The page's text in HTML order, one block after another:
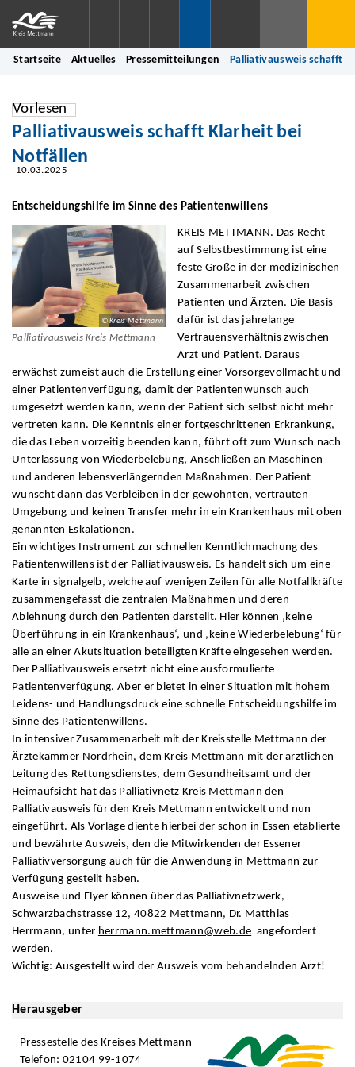
Startseite Aktuelles Pressemitteilungen Palliativausweis schafft
Vorlesen
Palliativausweis schafft Klarheit bei
Notfällen
10.03.2025
Entscheidungshilfe im Sinne des Patientenwillens
© Kreis Mettmann
Palliativausweis Kreis Mettmann
KREIS METTMANN. Das Recht
auf Selbstbestimmung ist eine
feste Größe in der medizinischen
Zusammenarbeit zwischen
Patienten und Ärzten. Die Basis
dafür ist das jahrelange
Vertrauensverhältnis zwischen
Arzt und Patient. Daraus
erwächst zumeist auch die Erstellung einer Vorsorgevollmacht und
einer Patientenverfügung, damit der Patientenwunsch auch
umgesetzt werden kann, wenn der Patient sich selbst nicht mehr
vertreten kann. Die Kenntnis einer fortgeschrittenen Erkrankung,
die das Leben vorzeitig beenden kann, führt oft zum Wunsch nach
Unterlassung von Wiederbelebung, Anschließen an Maschinen
und anderen lebensverlängernden Maßnahmen. Der Patient
wünscht dann das Verbleiben in der gewohnten, vertrauten
Umgebung und keinen Transfer mehr in ein Krankenhaus mit oben
genannten Eskalationen.
Ein wichtiges Instrument zur schnellen Kenntlichmachung des
Patientenwillens ist der Palliativausweis. Es handelt sich um eine
Karte in signalgelb, welche auf wenigen Zeilen für alle Notfallkräfte
zusammengefasst die zentralen Maßnahmen und deren
Ablehnung durch den Patienten darstellt. Hier können ‚keine
Überführung in ein Krankenhaus‘, und ‚keine Wiederbelebung‘ für
alle an einer Akutsituation beteiligten Kräfte eingesehen werden.
Der Palliativausweis ersetzt nicht eine ausformulierte
Patientenverfügung. Aber er bietet in einer Situation mit hohem
Leidens- und Handlungsdruck eine schnelle Entscheidungshilfe im
Sinne des Patientenwillens.
In intensiver Zusammenarbeit mit der Kreisstelle Mettmann der
Ärztekammer Nordrhein, dem Kreis Mettmann mit der ärztlichen
Leitung des Rettungsdienstes, dem Gesundheitsamt und der
Heimaufsicht hat das Palliativnetz Kreis Mettmann den
Palliativausweis für den Kreis Mettmann entwickelt und nun
eingeführt. Als Vorlage diente hierbei der schon in Essen etablierte
und bewährte Ausweis, den die Mitwirkenden der Essener
Palliativversorgung auch für die Anwendung in Mettmann zur
Verfügung gestellt haben.
Ausweise und Flyer können über das Palliativnetzwerk,
Schwarzbachstrasse 12, 40822 Mettmann, Dr. Matthias
Herrmann, unter herrmann.mettmann@web.de angefordert
werden.
Wichtig: Ausgestellt wird der Ausweis vom behandelnden Arzt!
Herausgeber
Pressestelle des Kreises Mettmann
Telefon: 02104 99-1074